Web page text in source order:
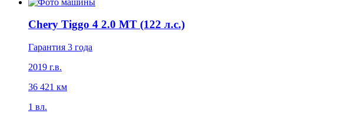
Chery Tiggo 4 2.0 MT (122 л.с.)
Гарантия 3 года
2019 г.в.
36 421 км
1 вл.